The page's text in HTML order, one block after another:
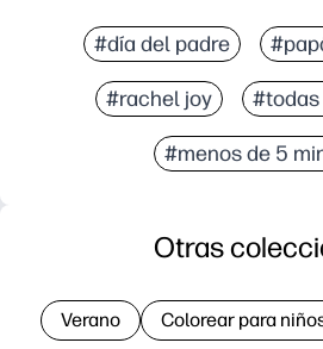
#día del padre
#rachel joy
#menos de 5
Otras
Verano Colorear para